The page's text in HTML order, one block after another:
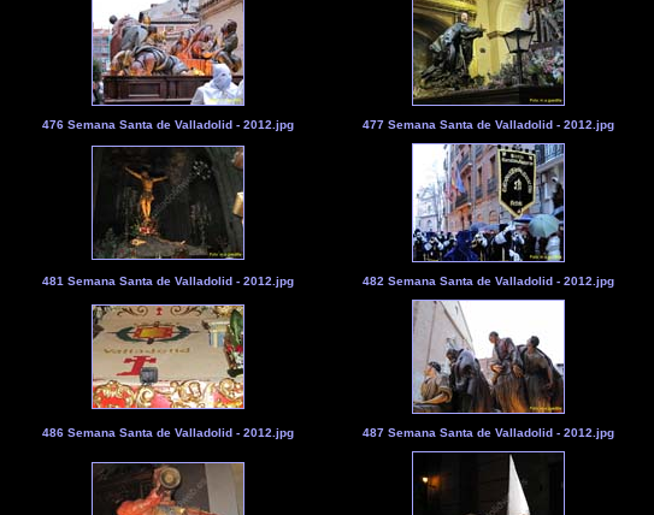
476 Semana Santa de Valladolid - 2012.jpg 477 Semana Santa de Valladolid - 2012.jpg
481 Semana Santa de Valladolid - 2012.jpg 482 Semana Santa de Valladolid - 2012.jpg
486 Semana Santa de Valladolid - 2012.jpg 487 Semana Santa de Valladolid - 2012.jpg